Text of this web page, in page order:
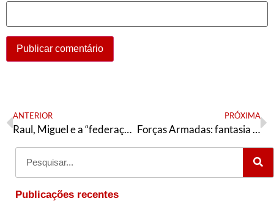
ANTERIOR
Raul, Miguel e a “federação”
PRÓXIMA
Forças Armadas: fantasia e realidade em Brasânia
Publicações recentes